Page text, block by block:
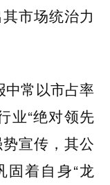
市场统治力
中常以市占率
业“绝对领先
宣传，其公
着自身“龙